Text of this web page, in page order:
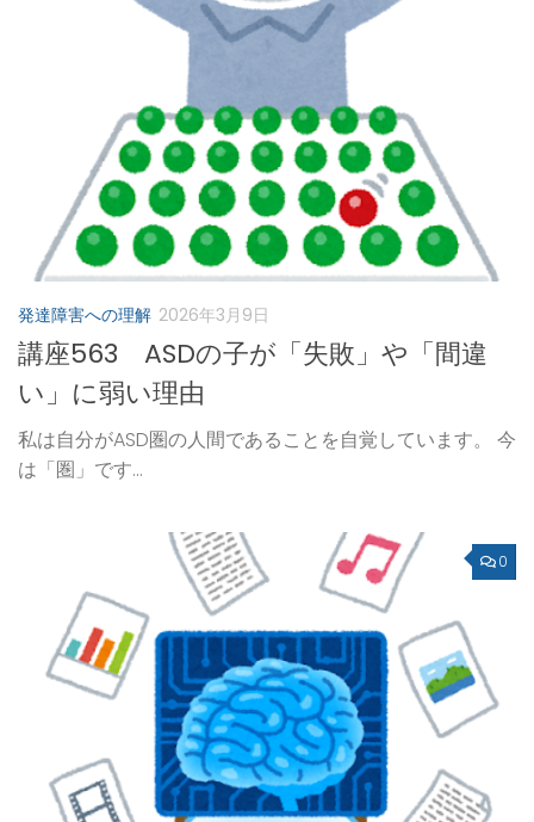
発達障害への理解 2026年3月9日
講座563 ASDの子が「失敗」や「間違
い」に弱い理由
私は自分がASD圏の人間であることを自覚しています。 今
は「圏」です...
0